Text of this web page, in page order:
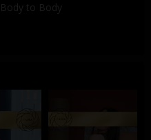
Body to Body